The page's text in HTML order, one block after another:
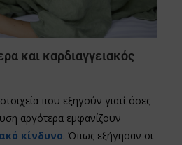
και καρδιαγγειακός
που εξηγούν γιατί όσες
αργότερα εμφανίζουν
κίνδυνο. Όπως εξήγησαν οι